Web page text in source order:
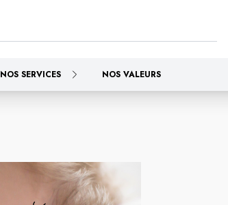
NOS SERVICES NOS VALEURS